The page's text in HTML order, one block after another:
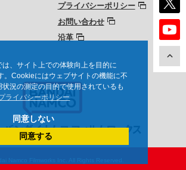
、サイト上での体験向上を目的に
。Cookieにはウェブサイトの機能に不
況の測定の目的で使用されているも
ライバシーポリシー
同意しない
同意する
プライバシーポリシー
お問い合わせ
沿革
Namco Filmworks Inc. All Rights Reserved.